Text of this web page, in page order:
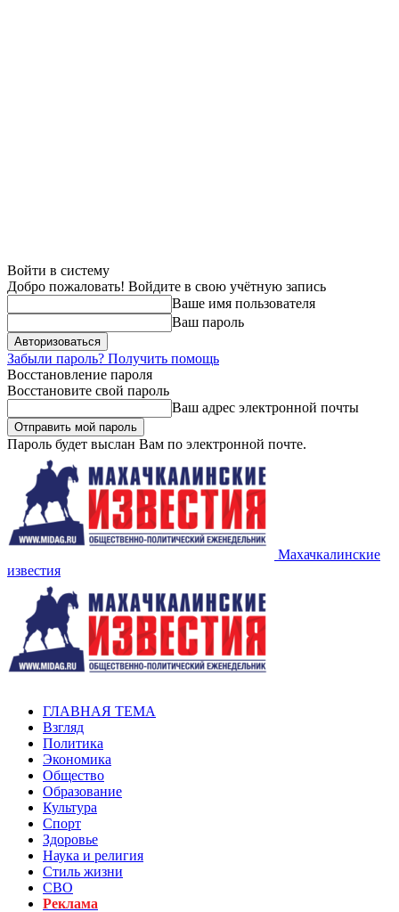
Войти в систему
Добро пожаловать! Войдите в свою учётную запись
Ваше имя пользователя
Ваш пароль
Забыли пароль? Получить помощь
Восстановление пароля
Восстановите свой пароль
Ваш адрес электронной почты
Пароль будет выслан Вам по электронной почте.
Махачкалинские
известия
ГЛАВНАЯ ТЕМА
Взгляд
Политика
Экономика
Общество
Образование
Культура
Спорт
Здоровье
Наука и религия
Стиль жизни
СВО
Реклама